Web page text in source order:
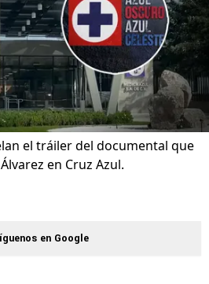
el tráiler del documental que
en Cruz Azul.
en Google